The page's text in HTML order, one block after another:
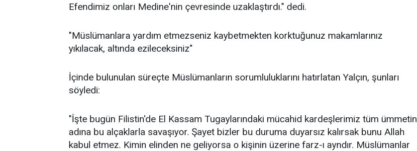
Efendimiz onları Medine'nin çevresinde uzaklaştırdı." dedi.
"Müslümanlara yardım etmezseniz kaybetmekten korktuğunuz makamlarınız
yıkılacak, altında ezileceksiniz"
İçinde bulunulan süreçte Müslümanların sorumluluklarını hatırlatan Yalçın, şunları
söyledi:
"İşte bugün Filistin'de El Kassam Tugaylarındaki mücahid kardeşlerimiz tüm ümmetin
adına bu alçaklarla savaşıyor. Şayet bizler bu duruma duyarsız kalırsak bunu Allah
kabul etmez. Kimin elinden ne geliyorsa o kişinin üzerine farz-ı ayndır. Müslümanlar